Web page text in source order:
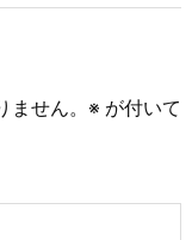
せん。 ※ が付いて